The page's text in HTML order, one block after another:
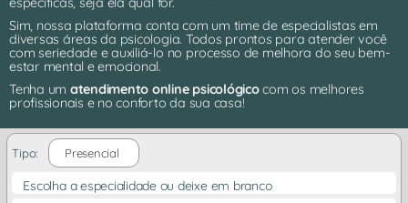
Sim, nossa plataforma conta com um time de especialistas em
diversas áreas da psicologia. Todos prontos para atender você
com seriedade e auxiliá-lo no processo de melhora do seu bem-
estar mental e emocional.
Tenha um atendimento online psicológicocom os melhores
profissionais e no conforto da sua casa!
Tipo: Presencial
Escolha a especialidade ou deixe em branco